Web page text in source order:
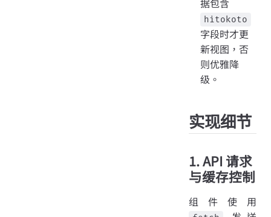
hitokoto
字段时才更
新视图，否
则优雅降
级。
实现细节
1. API 请求
与缓存控制
组件使用